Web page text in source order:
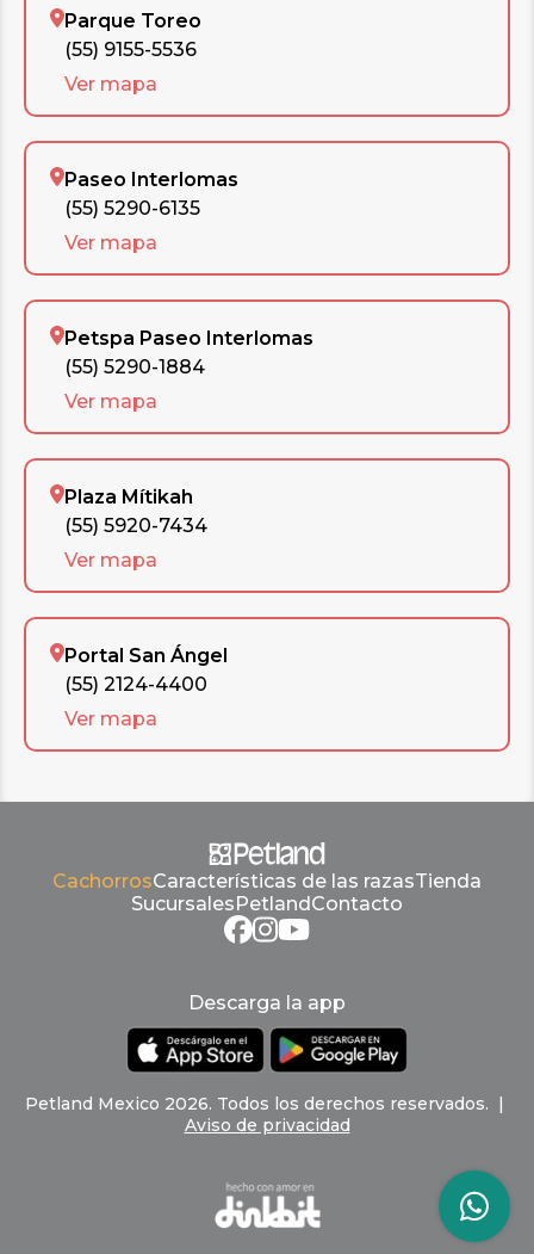
Parque Toreo
(55) 9155-5536
Ver mapa
Paseo Interlomas
(55) 5290-6135
Ver mapa
Petspa Paseo Interlomas
(55) 5290-1884
Ver mapa
Plaza Mítikah
(55) 5920-7434
Ver mapa
Portal San Ángel
(55) 2124-4400
Ver mapa
CachorrosCaracterísticas de las razasTienda
Sucursales Petland Contacto
Descarga la app
Petland Mexico 2026. Todos los derechos reservados. |
Aviso de privacidad